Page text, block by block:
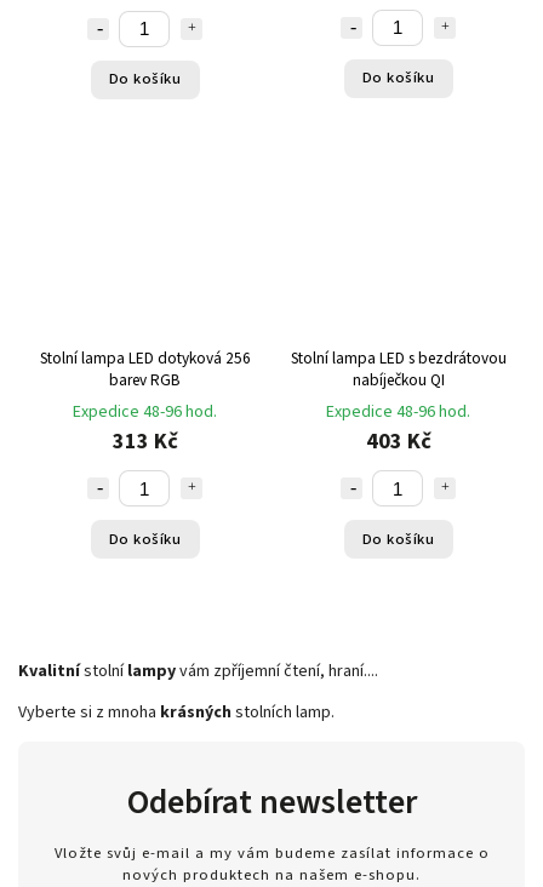
Do košíku Do košíku
Stolní lampa LED dotyková 256
barev RGB
Expedice 48-96 hod.
313 Kč
Do košíku
Stolní lampa LED s bezdrátovou
nabíječkou QI
Expedice 48-96 hod.
403 Kč
Do košíku
Kvalitnístolnílampyvám zpříjemní čtení, hraní....
Vyberte si z mnoha krásných stolních lamp.
Odebírat newsletter
Vložte svůj e-mail a my vám budeme zasílat informace o
nových produktech na našem e-shopu.